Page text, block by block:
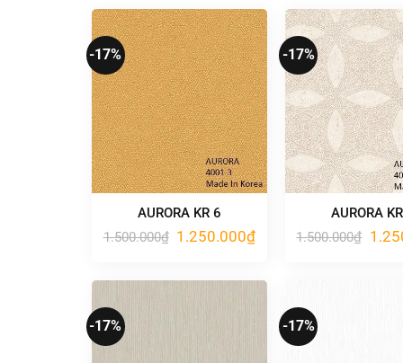
-17%
AURORA KR 6
1.500.000₫ Giá
1.250.000₫Giá
-17%
AURORA
1.500.000₫ Giá
-17% -17%